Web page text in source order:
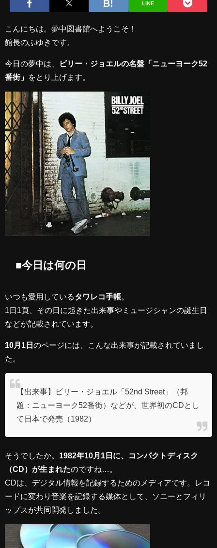
LINE
こんにちは。夢中図書館へようこそ！
館長のふゆきです。
今日の夢中は、
ビリー・ジョエルの名盤「ニューヨーク52
番街」
をとり上げます。
■今日は何の日
いつも愛用しているタワレコ手帳
1日1頁、その日に起きた出来事やミュージシャンの誕生日
などが記載されています。
10月1日 のページには、こんな出来事が記載されていまし
た。
【出来事】ビリー・ジョエル「52nd Street」（邦
題：ニューヨーク52番街）などが、世界初のCDとし
て日本で発売（1982）
そうでしたか。 1982年10月1日に、コンパクトディスク
（CD）が生まれたのですね…。
CDは、デジタル情報を記録するためのメディアです。レコ
ードに変わり音楽を記録する媒体として、ソニーとフィリ
ップスが共同開発しました。